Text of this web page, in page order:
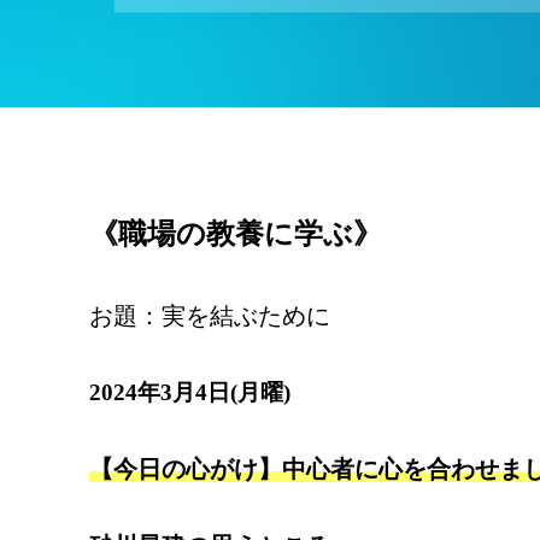
《職場の教養に学ぶ》
お題：実を結ぶために
2024年3月4日(月曜)
【今日の心がけ】中心者に心を合わせま